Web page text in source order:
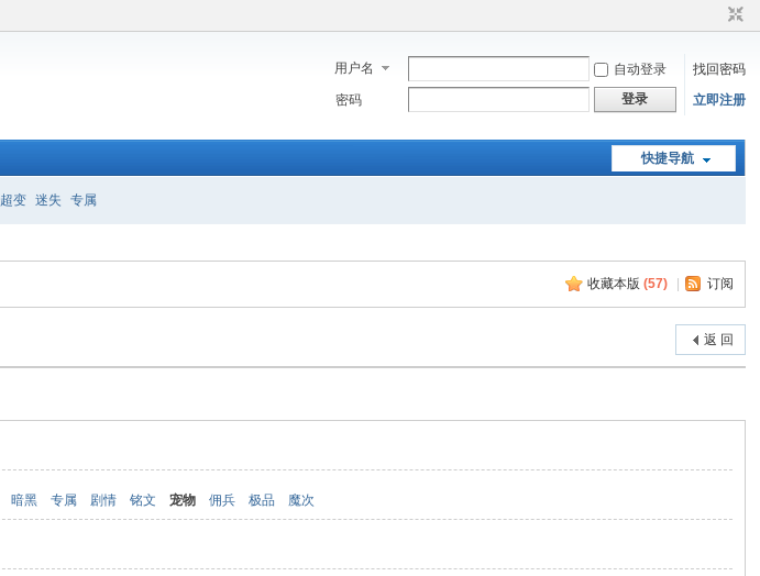
用户名 自动登录
找回密码
密码
登录 立即注册
快捷导航
超变 迷失 专属
收藏本版 (57) 订阅
返 回
暗黑 专属 剧情 铭文 宠物 佣兵 极品 魔次